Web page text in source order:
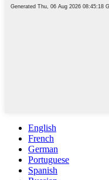
English
French
German
Portuguese
Spanish